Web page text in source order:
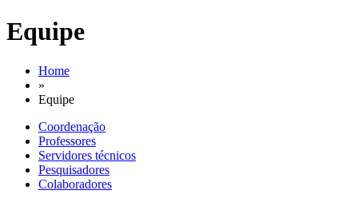
Equipe
Home
»
Equipe
Coordenação
Professores
Servidores técnicos
Pesquisadores
Colaboradores